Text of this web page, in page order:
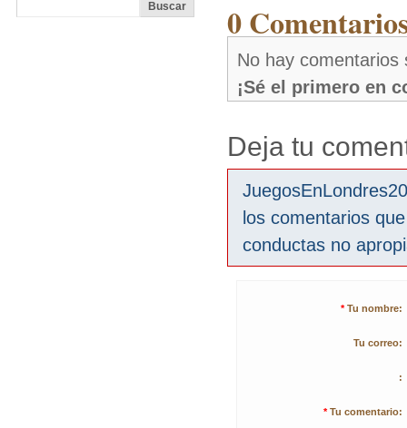
0
No hay comentarios
¡Sé el primero en
Deja tu
los comentarios
conductas no
* Tu nombre:
Tu correo:
:
* Tu comentario: